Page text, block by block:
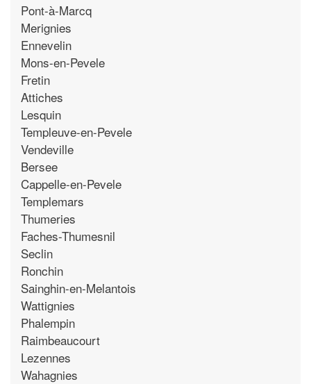
Pont-à-Marcq
Merignies
Ennevelin
Mons-en-Pevele
Fretin
Attiches
Lesquin
Templeuve-en-Pevele
Vendeville
Bersee
Cappelle-en-Pevele
Templemars
Thumeries
Faches-Thumesnil
Seclin
Ronchin
Sainghin-en-Melantois
Wattignies
Phalempin
Raimbeaucourt
Lezennes
Wahagnies